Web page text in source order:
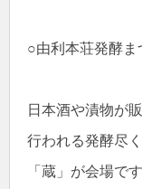
○由利本荘発酵ま
日本酒や漬物が
行われる発酵尽
「蔵」が会場です